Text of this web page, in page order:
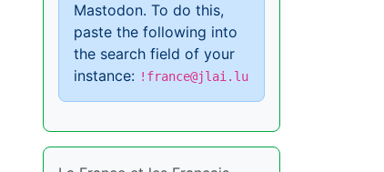
Mastodon. To do this,
paste the following into
the search field of your
instance: !france@jlai.lu